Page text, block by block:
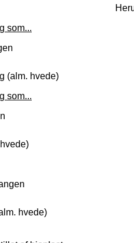
som...
(alm. hvede)
som...
hvede)